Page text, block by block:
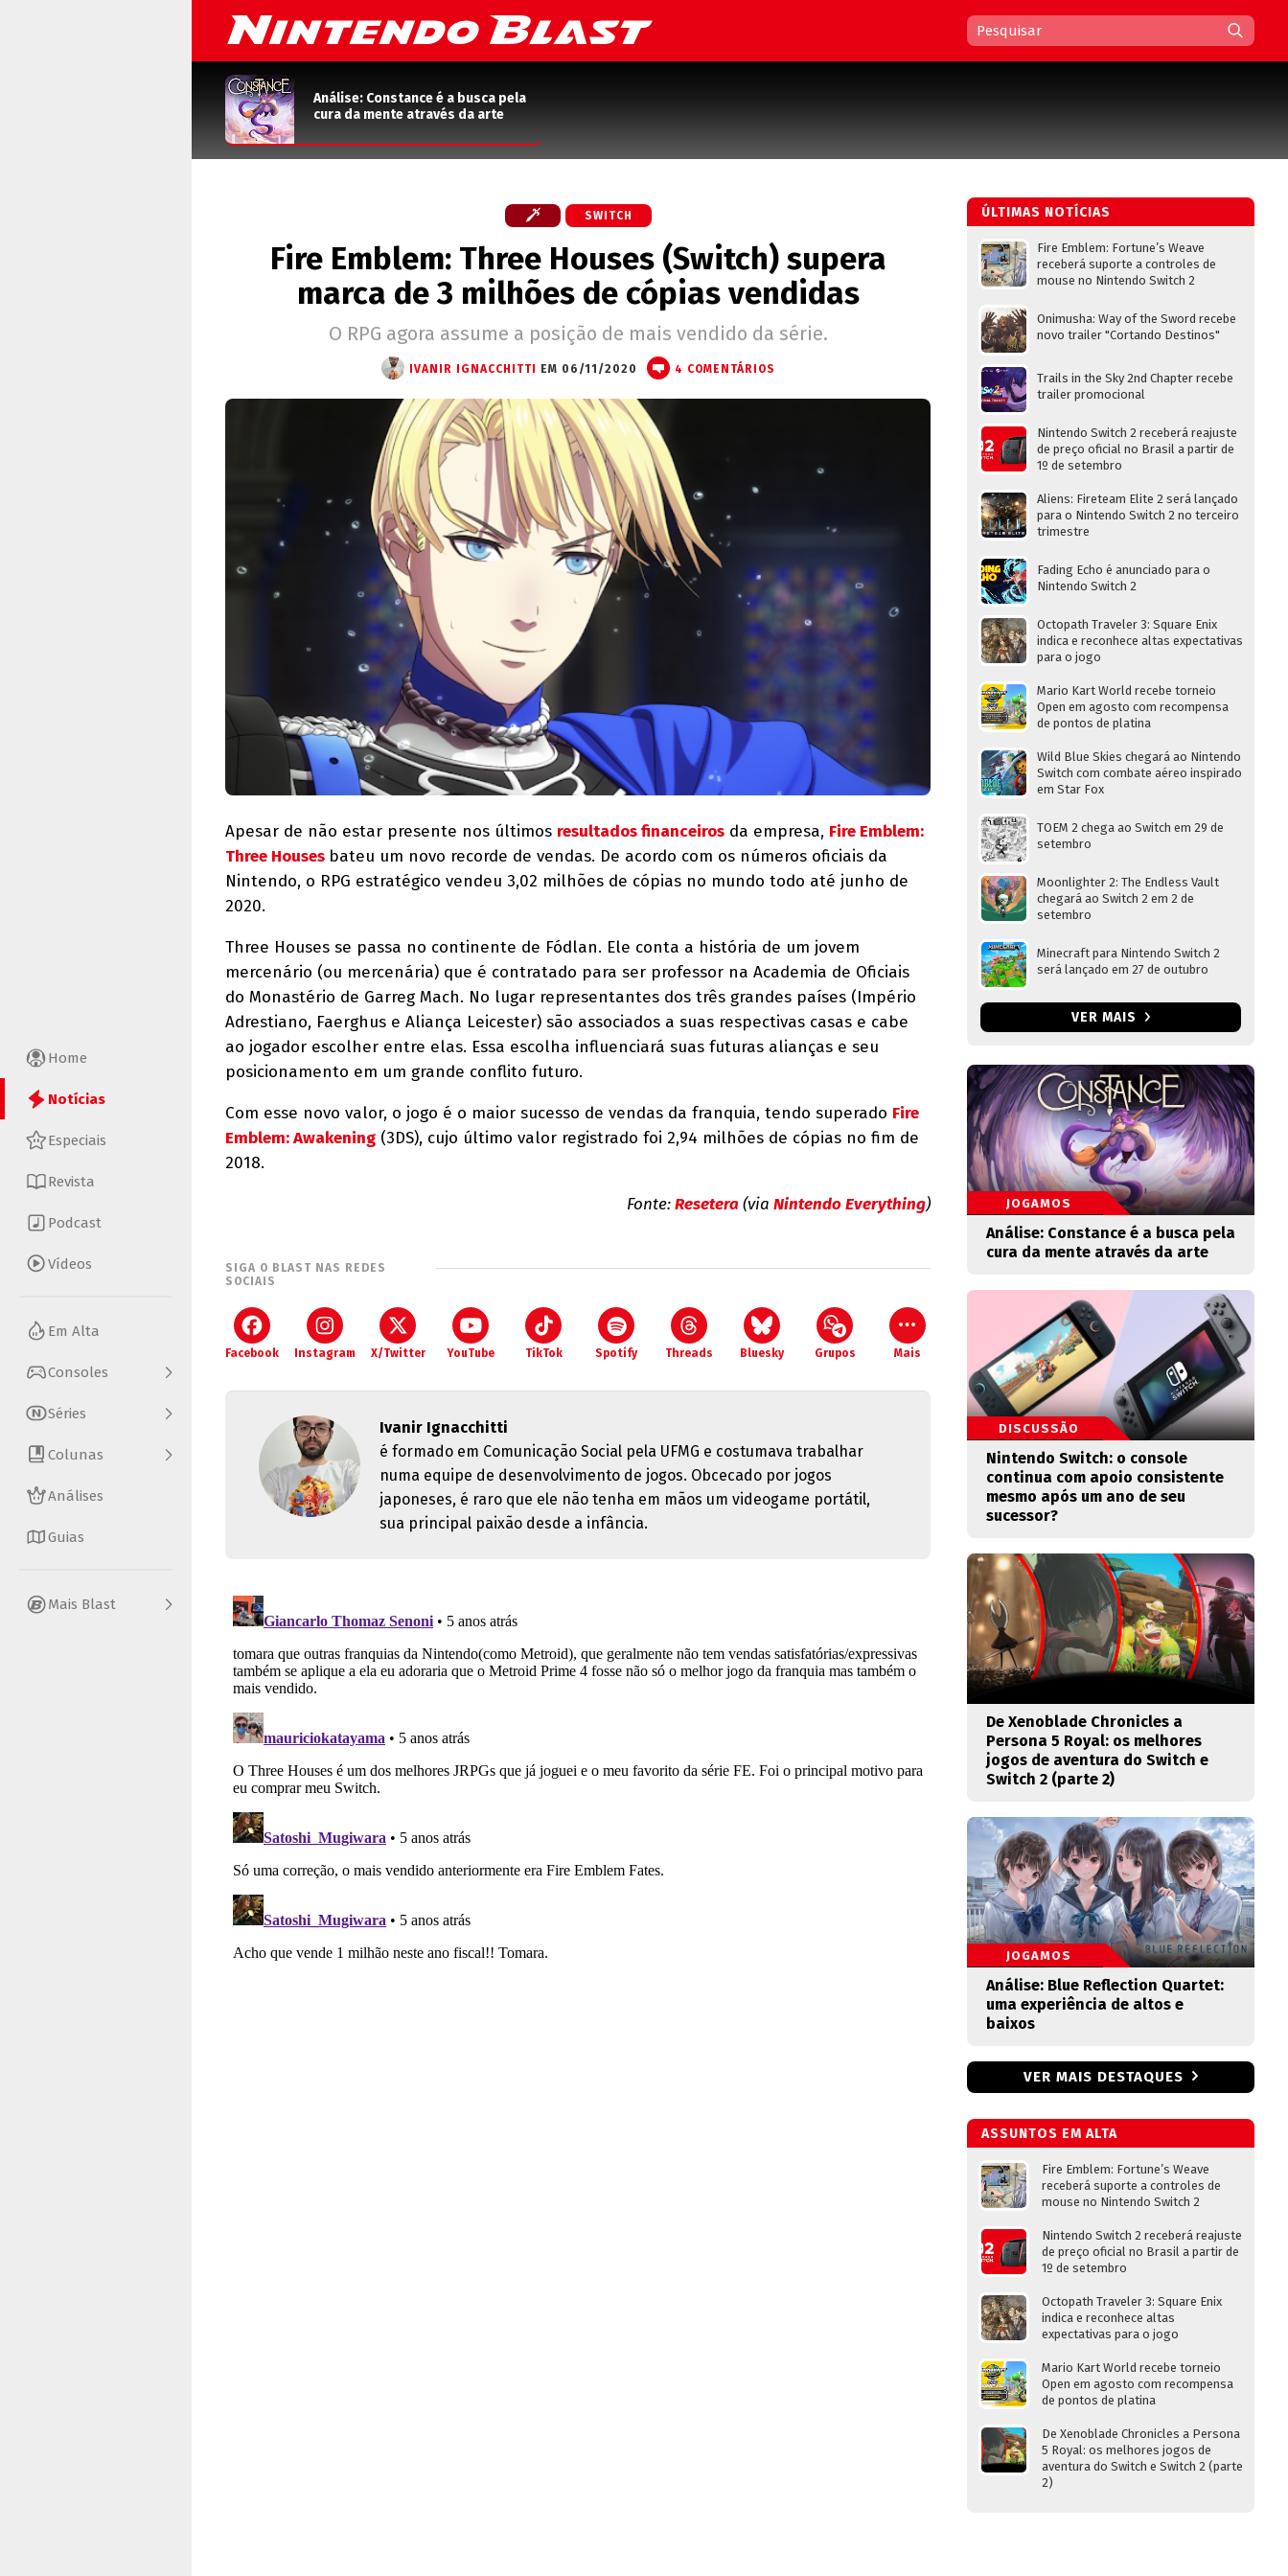
Home
Notícias
Especiais
Revista
Podcast
Vídeos
Em Alta
Consoles
Séries
Colunas
Análises
Guias
Mais Blast
Análise: Constance é a busca pela
cura da mente através da arte
SWITCH
Fire Emblem: Three Houses (Switch) supera
marca de 3 milhões de cópias vendidas
O RPG agora assume a posição de mais vendido da série.
IVANIR IGNACCHITTI EM 06/11/2020 4 COMENTÁRIOS
Apesar de não estar presente nos últimos resultados financeiros da empresa, Fire Emblem:
Three Houses bateu um novo recorde de vendas. De acordo com os números oficiais da
Nintendo, o RPG estratégico vendeu 3,02 milhões de cópias no mundo todo até junho de
2020.
Three Houses se passa no continente de Fódlan. Ele conta a história de um jovem
mercenário (ou mercenária) que é contratado para ser professor na Academia de Oficiais
do Monastério de Garreg Mach. No lugar representantes dos três grandes países (Império
Adrestiano, Faerghus e Aliança Leicester) são associados a suas respectivas casas e cabe
ao jogador escolher entre elas. Essa escolha influenciará suas futuras alianças e seu
posicionamento em um grande conflito futuro.
Com esse novo valor, o jogo é o maior sucesso de vendas da franquia, tendo superado Fire
Emblem: Awakening (3DS), cujo último valor registrado foi 2,94 milhões de cópias no fim de
2018.
Fonte:Resetera(via Nintendo Everything)
SIGA O BLAST NAS REDES
SOCIAIS
Facebook Instagram X/Twitter YouTube TikTok Spotify Threads Bluesky Grupos Mais
Ivanir Ignacchitti
é formado em Comunicação Social pela UFMG e costumava trabalhar
numa equipe de desenvolvimento de jogos. Obcecado por jogos
japoneses, é raro que ele não tenha em mãos um videogame portátil,
sua principal paixão desde a infância.
ÚLTIMAS NOTÍCIAS
Fire Emblem: Fortune’s Weave
receberá suporte a controles de
mouse no Nintendo Switch 2
Onimusha: Way of the Sword recebe
novo trailer "Cortando Destinos"
Trails in the Sky 2nd Chapter recebe
trailer promocional
Nintendo Switch 2 receberá reajuste
de preço oficial no Brasil a partir de
1º de setembro
Aliens: Fireteam Elite 2 será lançado
para o Nintendo Switch 2 no terceiro
trimestre
Fading Echo é anunciado para o
Nintendo Switch 2
Octopath Traveler 3: Square Enix
indica e reconhece altas expectativas
para o jogo
Mario Kart World recebe torneio
Open em agosto com recompensa
de pontos de platina
Wild Blue Skies chegará ao Nintendo
Switch com combate aéreo inspirado
em Star Fox
TOEM 2 chega ao Switch em 29 de
setembro
Moonlighter 2: The Endless Vault
chegará ao Switch 2 em 2 de
setembro
Minecraft para Nintendo Switch 2
será lançado em 27 de outubro
VER MAIS
JOGAMOS
Análise: Constance é a busca pela
cura da mente através da arte
DISCUSSÃO
Nintendo Switch: o console
continua com apoio consistente
mesmo após um ano de seu
sucessor?
De Xenoblade Chronicles a
Persona 5 Royal: os melhores
jogos de aventura do Switch e
Switch 2 (parte 2)
JOGAMOS
Análise: Blue Reflection Quartet:
uma experiência de altos e
baixos
VER MAIS DESTAQUES
ASSUNTOS EM ALTA
Fire Emblem: Fortune’s Weave
receberá suporte a controles de
mouse no Nintendo Switch 2
Nintendo Switch 2 receberá reajuste
de preço oficial no Brasil a partir de
1º de setembro
Octopath Traveler 3: Square Enix
indica e reconhece altas
expectativas para o jogo
Mario Kart World recebe torneio
Open em agosto com recompensa
de pontos de platina
De Xenoblade Chronicles a Persona
5 Royal: os melhores jogos de
aventura do Switch e Switch 2 (parte
2)